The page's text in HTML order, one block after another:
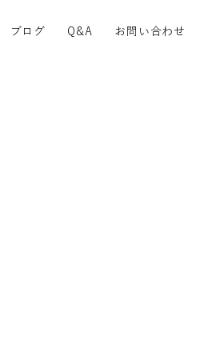
ブログ Q&A お問い合わせ